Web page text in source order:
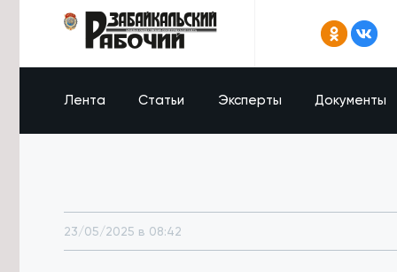
Лента Статьи Эксперты Документы
23/05/2025 в 08:42